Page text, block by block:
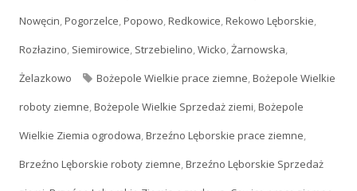
Nowęcin,Pogorzelce,Popowo,Redkowice,Rekowo Lęborskie,
Rozłazino, Siemirowice, Strzebielino,Wicko,Żarnowska,
Żelazkowo
Tagi
Bożepole Wielkie prace ziemne,Bożepole Wielkie
roboty ziemne,Bożepole Wielkie Sprzedaż ziemi,Bożepole
Wielkie Ziemia ogrodowa,Brzeźno Lęborskie prace ziemne,
Brzeźno Lęborskie roboty ziemne,Brzeźno Lęborskie Sprzedaż